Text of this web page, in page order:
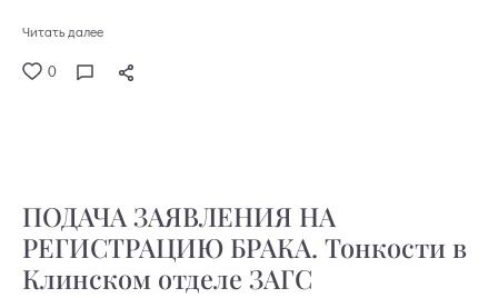
Читать далее
0
ПОДАЧА ЗАЯВЛЕНИЯ НА
РЕГИСТРАЦИЮ БРАКА. Тонкости в
Клинском отделе ЗАГС